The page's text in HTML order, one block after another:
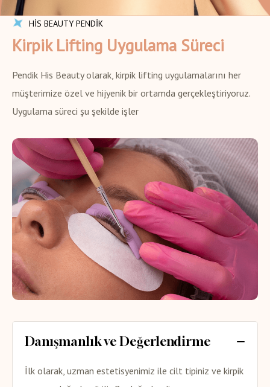
HİS BEAUTY PENDİK
Kirpik Lifting Uygulama Süreci
Pendik His Beauty olarak, kirpik lifting uygulamalarını her
müşterimize özel ve hijyenik bir ortamda gerçekleştiriyoruz.
Uygulama süreci şu şekilde işler
Danışmanlık ve Değerlendirme
İlk olarak, uzman estetisyenimiz ile cilt tipiniz ve kirpik